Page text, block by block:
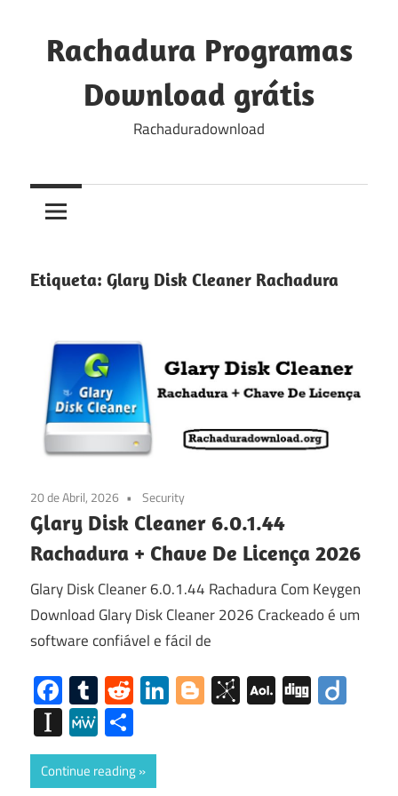
content
Rachadura Programas
Download grátis
Rachaduradownload
Etiqueta: Glary Disk Cleaner Rachadura
20 de Abril, 2026 Security
Glary Disk Cleaner 6.0.1.44
Rachadura + Chave De Licença 2026
Glary Disk Cleaner 6.0.1.44 Rachadura Com Keygen
Download Glary Disk Cleaner 2026 Crackeado é um
software confiável e fácil de
Facebook
Tumblr
RedditLinkedIn
Blogger
BibSonomy
AOL
Mail
Digg
Instapaper
MeWe
Continue reading